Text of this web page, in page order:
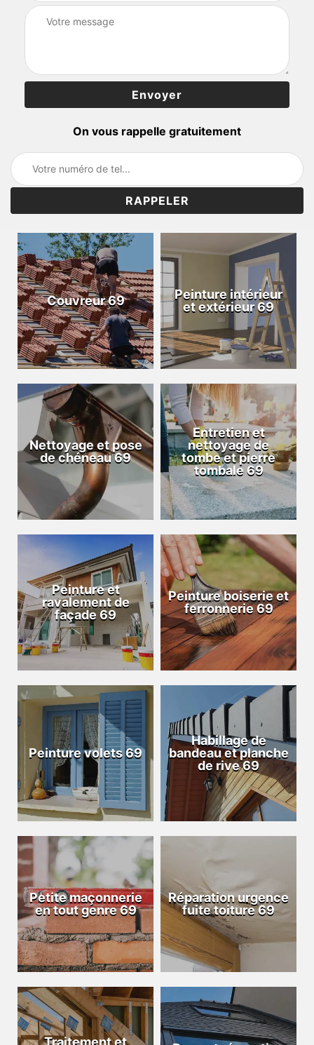
On vous rappelle gratuitement
Couvreur 69
Peinture intérieur
et extérieur 69
Nettoyage et pose
de chéneau 69
Entretien et
nettoyage de
tombe et pierre
tombale 69
Peinture et
ravalement de
façade 69
Peinture boiserie et
ferronnerie 69
Peinture volets 69
Habillage de
bandeau et planche
de rive 69
Petite maçonnerie
en tout genre 69
Réparation urgence
fuite toiture 69
Traitement et